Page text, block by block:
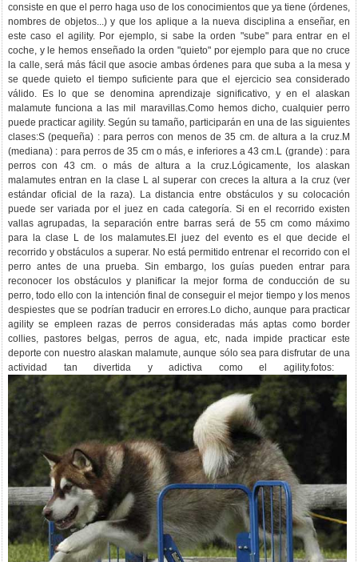
consiste en que el perro haga uso de los conocimientos que ya tiene (órdenes,
nombres de objetos...) y que los aplique a la nueva disciplina a enseñar, en
este caso el agility. Por ejemplo, si sabe la orden "sube" para entrar en el
coche, y le hemos enseñado la orden "quieto" por ejemplo para que no cruce
la calle, será más fácil que asocie ambas órdenes para que suba a la mesa y
se quede quieto el tiempo suficiente para que el ejercicio sea considerado
válido. Es lo que se denomina aprendizaje significativo, y en el alaskan
malamute funciona a las mil maravillas.Como hemos dicho, cualquier perro
puede practicar agility. Según su tamaño, participarán en una de las siguientes
clases:S (pequeña) : para perros con menos de 35 cm. de altura a la cruz.M
(mediana) : para perros de 35 cm o más, e inferiores a 43 cm.L (grande) : para
perros con 43 cm. o más de altura a la cruz.Lógicamente, los alaskan
malamutes entran en la clase L al superar con creces la altura a la cruz (ver
estándar oficial de la raza). La distancia entre obstáculos y su colocación
puede ser variada por el juez en cada categoría. Si en el recorrido existen
vallas agrupadas, la separación entre barras será de 55 cm como máximo
para la clase L de los malamutes.El juez del evento es el que decide el
recorrido y obstáculos a superar. No está permitido entrenar el recorrido con el
perro antes de una prueba. Sin embargo, los guías pueden entrar para
reconocer los obstáculos y planificar la mejor forma de conducción de su
perro, todo ello con la intención final de conseguir el mejor tiempo y los menos
despiestes que se podrían traducir en errores.Lo dicho, aunque para practicar
agility se empleen razas de perros consideradas más aptas como border
collies, pastores belgas, perros de agua, etc, nada impide practicar este
deporte con nuestro alaskan malamute, aunque sólo sea para disfrutar de una
actividad tan divertida y adictiva como el agility.fotos: